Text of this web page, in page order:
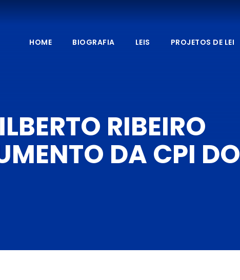
HOME BIOGRAFIA LEIS PROJETOS DE LEI
RIBEIRO
DA CPI DO